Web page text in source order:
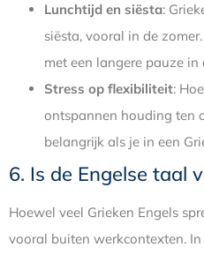
Lunchtijd en siësta:
siësta, vooral in de
met een langere pauze in
Stress op flexibiliteit:
ontspannen houding ten
belangrijk als je in een
6. Is de Engelse taal
Hoewel veel Grieken Engels
vooral buiten werkcontexten.